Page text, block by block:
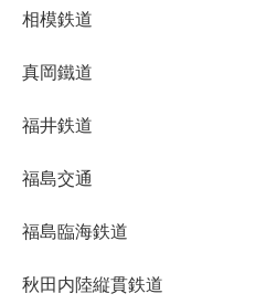
相模鉄道
真岡鐵道
福井鉄道
福島交通
福島臨海鉄道
秋田内陸縦貫鉄道